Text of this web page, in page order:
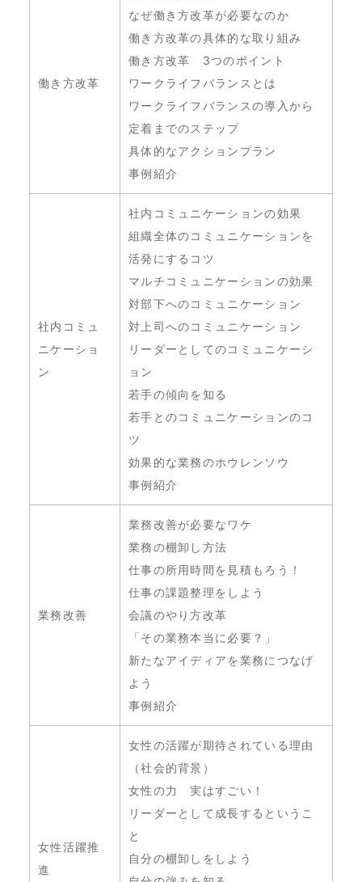
働き方改革
なぜ働き方改革が必要なのか
働き方改革の具体的な取り組み
働き方改革 3つのポイント
ワークライフバランスとは
ワークライフバランスの導入から
定着までのステップ
具体的なアクションプラン
事例紹介
社内コミュ
ニケーショ
ン
社内コミュニケーションの効果
組織全体のコミュニケーションを
活発にするコツ
マルチコミュニケーションの効果
対部下へのコミュニケーション
対上司へのコミュニケーション
リーダーとしてのコミュニケーシ
ョン
若手の傾向を知る
若手とのコミュニケーションのコ
ツ
効果的な業務のホウレンソウ
事例紹介
業務改善
業務改善が必要なワケ
業務の棚卸し方法
仕事の所用時間を見積もろう！
仕事の課題整理をしよう
会議のやり方改革
「その業務本当に必要？」
新たなアイディアを業務につなげ
よう
事例紹介
女性活躍推
進
女性の活躍が期待されている理由
（社会的背景）
女性の力 実はすごい！
リーダーとして成長するというこ
と
自分の棚卸しをしよう